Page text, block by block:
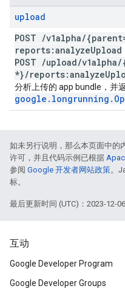
upload
POST /v1alpha/
reports:analyzeUpload
POST /upload/v1alpha/
*}/reports:analyze
分析上传的 app bundle，并
google . longrunning .
如未另行说明，那么本页面中的
许可，并且代码示例已根据
参阅 Google 开发者网站政策。
标。
最后更新时间 (UTC)：2023-12-06
互动
Google Developer Program
Google Developer Groups